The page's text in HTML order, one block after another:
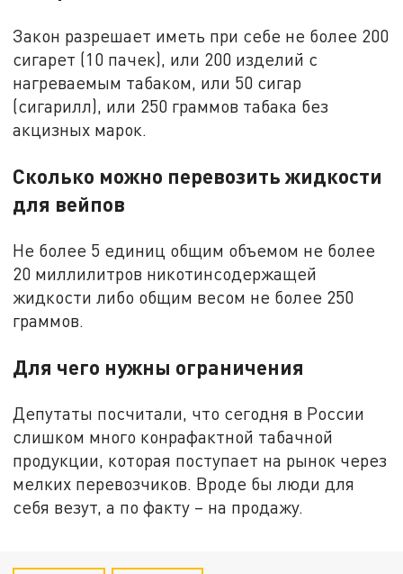
Закон разрешает иметь при себе не более 200
сигарет (10 пачек), или 200 изделий с
нагреваемым табаком, или 50 сигар
(сигарилл), или 250 граммов табака без
акцизных марок.
Сколько можно перевозить жидкости
для вейпов
Не более 5 единиц общим объемом не более
20 миллилитров никотинсодержащей
жидкости либо общим весом не более 250
граммов.
Для чего нужны ограничения
Депутаты посчитали, что сегодня в России
слишком много конрафактной табачной
продукции, которая поступает на рынок через
мелких перевозчиков. Вроде бы люди для
себя везут, а по факту – на продажу.